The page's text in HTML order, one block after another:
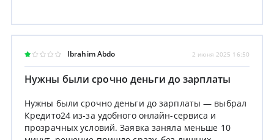
Ibrahim Abdo 2 июня 2025 16:50
Нужны были срочно деньги до зарплаты
Нужны были срочно деньги до зарплаты — выбрал
Кредито24 из-за удобного онлайн-сервиса и
прозрачных условий. Заявка заняла меньше 10